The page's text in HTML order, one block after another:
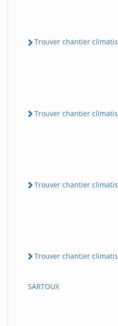
Trouver chantier
Trouver chantier
Trouver chantier
Trouver chantier
SARTOUX